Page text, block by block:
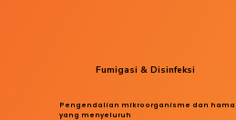
Pengendalian mikroorganisme dan
yang menyeluruh
Fumigasi & Disinfeksi